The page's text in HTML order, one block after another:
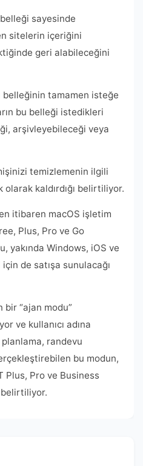
belleği sayesinde
sitelerin içeriğini
geri alabileceğini
belleğinin tamamen isteğe
bu belleği istedikleri
arşivleyebileceği veya
temizlemenin ilgili
olarak kaldırdığı belirtiliyor.
itibaren macOS işletim
Plus, Pro ve Go
yakında Windows, iOS ve
de satışa sunulacağı
bir “ajan modu”
ve kullanıcı adına
randevu
bu modun,
Plus, Pro ve Business
belirtiliyor.